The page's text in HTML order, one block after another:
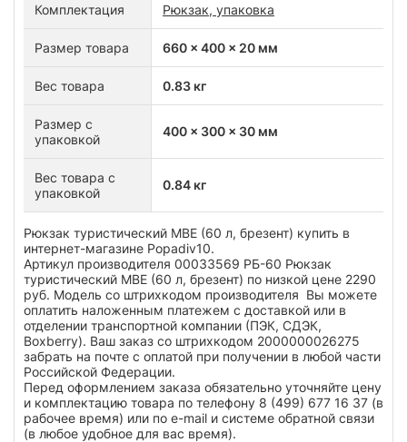
Комплектация Рюкзак, упаковка
Размер товара 660 x 400 x 20 мм
Вес товара 0.83 кг
Размер с
упаковкой
400 x 300 x 30 мм
Вес товара с
упаковкой
0.84 кг
Рюкзак туристический МВЕ (60 л, брезент) купить в
интернет-магазине Popadiv10.
Артикул производителя 00033569 РБ-60 Рюкзак
туристический МВЕ (60 л, брезент) по низкой цене 2290
руб. Модель со штрихкодом производителя Вы можете
оплатить наложенным платежем с доставкой или в
отделении транспортной компании (ПЭК, СДЭК,
Boxberry). Ваш заказ со штрихкодом 2000000026275
забрать на почте с оплатой при получении в любой части
Российской Федерации.
Перед оформлением заказа обязательно уточняйте цену
и комплектацию товара по телефону 8 (499) 677 16 37 (в
рабочее время) или по e-mail и системе обратной связи
(в любое удобное для вас время).